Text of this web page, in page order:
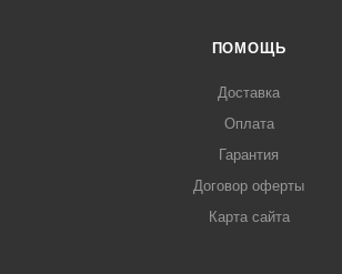
ПОМОЩЬ
Доставка
Оплата
Гарантия
Договор оферты
Карта сайта